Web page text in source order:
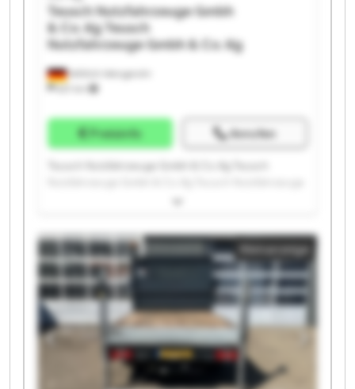
Wittlich-Wengerohr
621 km
Teusch Nutzfahrzeuge Gmbh
& Co. Kg Teusch
Nutzfahrzeuge Gmbh & Co. Kg
Preisinfo Anrufen
Teusch Nutzfahrzeuge Gmbh & Co. Kg Teusch
Gmbh & Co. Kg Teusch Nutzfahrzeuge Gmbh & Co. Kg
Nutzfahrzeuge Gmbh & Co. Kg Teusch Nutzfahrzeuge
Gmbh & Co. Kg Teusch Nutzfahrzeuge Gmbh & Co. Kg
Teusch Nutzfahrzeuge Gmbh & Co. Kg Teusch
Nutzfahrzeuge Gmbh & Co. Kg Teusch Nutzfahrzeuge
Gmbh & Co. Kg Teusch Nutzfahrzeuge Gmbh & Co. Kg
Teusch Nutzfahrzeuge Gmbh & Co. Kg Teusch
Nutzfahrzeuge Gmbh & Co. Kg Teusch Nutzfahrzeuge
Gmbh & Co. Kg Teusch Nutzfahrzeuge Gmbh & Co. Kg
Teusch Nutzfahrzeuge Gmbh & Co. Kg Teusch
Nutzfahrzeuge Gmbh & Co. Kg Teusch Nutzfahrzeuge
Kleinanzeige